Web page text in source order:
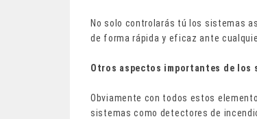
No solo controlarás tú los sistemas
de forma rápida y eficaz ante
Otros aspectos importantes de los
Obviamente con todos estos
sistemas como detectores de